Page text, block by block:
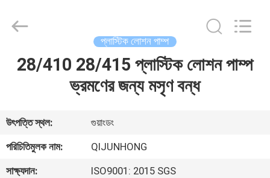
বাড়ি
ভিআর
শো
PRODUCTS
MANUFACTORY
Reserved.
প্লাস্টিক লোশন পাম্প
28/410 28/415 প্লাস্টিক লোশন পাম্প
ভ্রমণের জন্য মসৃণ বন্ধ
উৎপত্তি স্থল:
গুয়াংডং
পরিচিতিমুলক নাম:
QIJUNHONG
সাক্ষ্যদান:
ISO9001: 2015 SGS